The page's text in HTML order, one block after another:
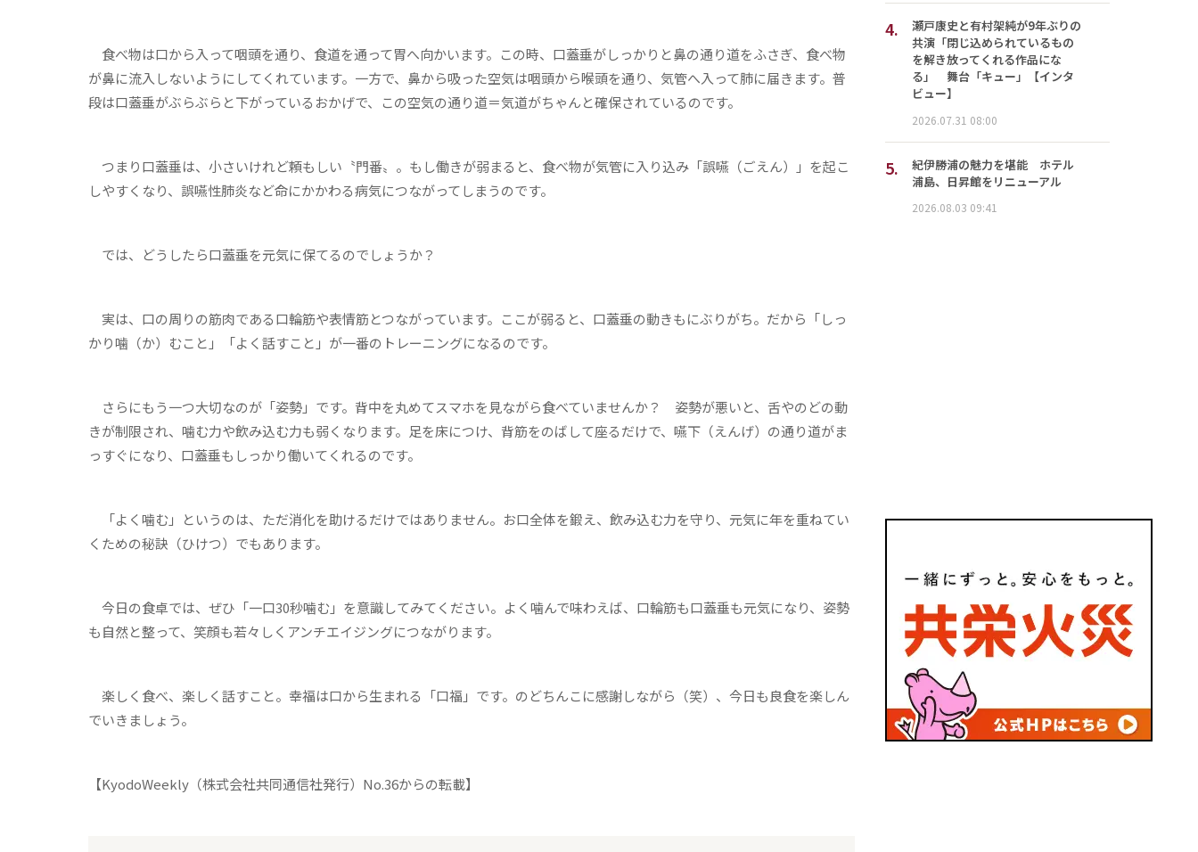
食べ物は口から入って咽頭を通り、食道を通って胃へ向かいます。この時、口蓋垂がしっかりと鼻の通り道をふさぎ、食べ物
が鼻に流入しないようにしてくれています。一方で、鼻から吸った空気は咽頭から喉頭を通り、気管へ入って肺に届きます。普
段は口蓋垂がぶらぶらと下がっているおかげで、この空気の通り道＝気道がちゃんと確保されているのです。
つまり口蓋垂は、小さいけれど頼もしい〝門番〟。もし働きが弱まると、食べ物が気管に入り込み「誤嚥（ごえん）」を起こ
しやすくなり、誤嚥性肺炎など命にかかわる病気につながってしまうのです。
では、どうしたら口蓋垂を元気に保てるのでしょうか？
実は、口の周りの筋肉である口輪筋や表情筋とつながっています。ここが弱ると、口蓋垂の動きもにぶりがち。だから「しっ
かり噛（か）むこと」「よく話すこと」が一番のトレーニングになるのです。
さらにもう一つ大切なのが「姿勢」です。背中を丸めてスマホを見ながら食べていませんか？ 姿勢が悪いと、舌やのどの動
きが制限され、噛む力や飲み込む力も弱くなります。足を床につけ、背筋をのばして座るだけで、嚥下（えんげ）の通り道がま
っすぐになり、口蓋垂もしっかり働いてくれるのです。
「よく噛む」というのは、ただ消化を助けるだけではありません。お口全体を鍛え、飲み込む力を守り、元気に年を重ねてい
くための秘訣（ひけつ）でもあります。
今日の食卓では、ぜひ「一口30秒噛む」を意識してみてください。よく噛んで味わえば、口輪筋も口蓋垂も元気になり、姿勢
も自然と整って、笑顔も若々しくアンチエイジングにつながります。
楽しく食べ、楽しく話すこと。幸福は口から生まれる「口福」です。のどちんこに感謝しながら（笑）、今日も良食を楽しん
でいきましょう。
【KyodoWeekly（株式会社共同通信社発行）No.36からの転載】
4.
瀬戸康史と有村架純が9年ぶりの
共演「閉じ込められているもの
を解き放ってくれる作品にな
る」 舞台「キュー」【インタ
ビュー】
2026.07.31 08:00
5.
紀伊勝浦の魅力を堪能 ホテル
浦島、日昇館をリニューアル
2026.08.03 09:41